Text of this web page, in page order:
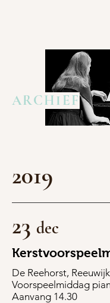
ARCHIEF
2019
23 dec
De Reehorst, Reeuwijk
Voorspeelmiddag
Aanvang 14.30